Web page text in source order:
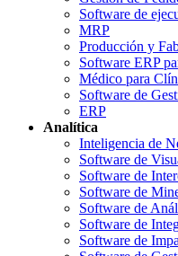
Software de
MRP
Producción y
Software ERP
Médico para
Software de
ERP
Analítica
Inteligencia de
Software de
Software de
Software de
Software de
Software de
Software de